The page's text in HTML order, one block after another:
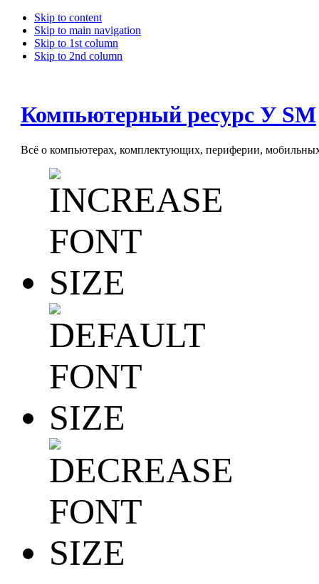
Skip to content
Skip to main navigation
Skip to 1st column
Skip to 2nd column
Компьютерный ресурс У SM
Всё о компьютерах, комплектующих, периферии, мобильных